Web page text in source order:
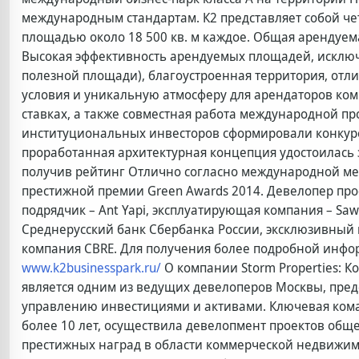
международным стандартам. К2 представляет собой
площадью около 18 500 кв. м каждое. Общая
Высокая эффективность арендуемых площадей,
полезной площади), благоустроенная территория,
условия и уникальную атмосферу для арендаторов
ставках, а также совместная работа международной
институциональных инвесторов сформировали
проработанная архитектурная концепция
получив рейтинг Отлично согласно международной
престижной премии Green Awards 2014. Девелопер
подрядчик – Ant Yapi, эксплуатирующая компания –
Среднерусский банк Сбербанка России,
компания CBRE. Для получения более подробной
www.k2businesspark.ru/ О компании Storm Properties:
является одним из ведущих девелоперов Москвы,
управлению инвестициями и активами. Ключевая
более 10 лет, осуществила девелопмент проектов
престижных наград в области коммерческой